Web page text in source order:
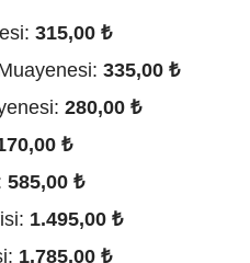
315,00 ₺
335,00 ₺
280,00 ₺
₺
585,00 ₺
1.495,00 ₺
1.785,00 ₺